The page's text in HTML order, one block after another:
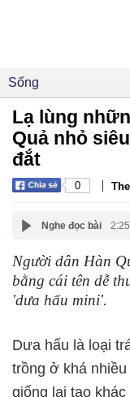
Sống
Lạ lùng
Quả nhỏ
đắt
0 |
Nghe đọc bài 2:25
Người dân Hàn
bằng cái tên dễ
'dưa hấu mini'.
Dưa hấu là loại
trồng ở khá
giống lại tạo